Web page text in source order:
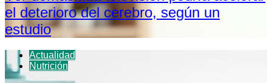
el deterioro del cerebro, según un
estudio
Actualidad
Nutrición